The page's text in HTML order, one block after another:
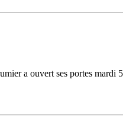
a ouvert ses portes